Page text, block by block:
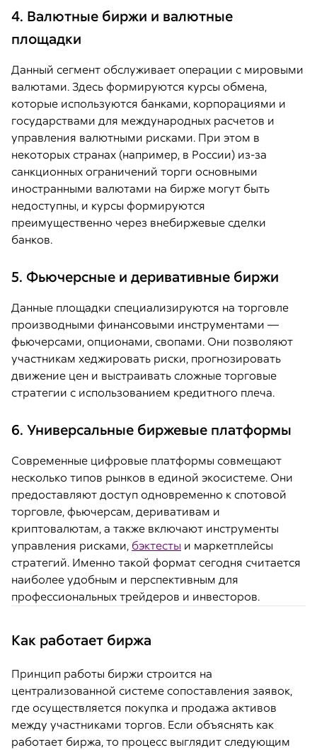
4. Валютные биржи и валютные
площадки
Данный сегмент обслуживает операции с мировыми
валютами. Здесь формируются курсы обмена,
которые используются банками, корпорациями и
государствами для международных расчетов и
управления валютными рисками. При этом в
некоторых странах (например, в России) из-за
санкционных ограничений торги основными
иностранными валютами на бирже могут быть
недоступны, и курсы формируются
преимущественно через внебиржевые сделки
банков.
5. Фьючерсные и деривативные биржи
Данные площадки специализируются на торговле
производными финансовыми инструментами —
фьючерсами, опционами, свопами. Они позволяют
участникам хеджировать риски, прогнозировать
движение цен и выстраивать сложные торговые
стратегии с использованием кредитного плеча.
6. Универсальные биржевые платформы
Современные цифровые платформы совмещают
несколько типов рынков в единой экосистеме. Они
предоставляют доступ одновременно к спотовой
торговле, фьючерсам, деривативам и
криптовалютам, а также включают инструменты
управления рисками, бэктесты и маркетплейсы
стратегий. Именно такой формат сегодня считается
наиболее удобным и перспективным для
профессиональных трейдеров и инвесторов.
Как работает биржа
Принцип работы биржи строится на
централизованной системе сопоставления заявок,
где осуществляется покупка и продажа активов
между участниками торгов. Если объяснять как
работает биржа, то процесс выглядит следующим